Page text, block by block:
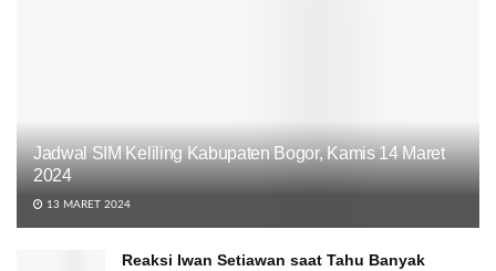
Jadwal SIM Keliling Kabupaten Bogor, Kamis 14 Maret
2024
13 MARET 2024
Reaksi Iwan Setiawan saat Tahu Banyak